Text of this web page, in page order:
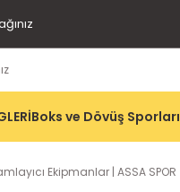
Boks ve Dövüş Sporları
Ekipmanlar | ASSA SPOR